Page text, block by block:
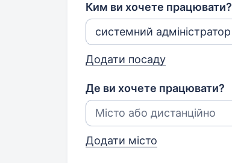
Ким ви хочете працювати?
Додати посаду
Де ви хочете працювати?
Додати місто